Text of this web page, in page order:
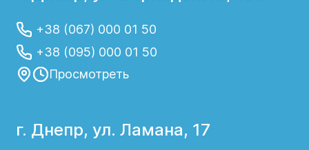
+38 (067) 000 01 50
+38 (095) 000 01 50
Просмотреть
г. Днепр, ул. Ламана, 17